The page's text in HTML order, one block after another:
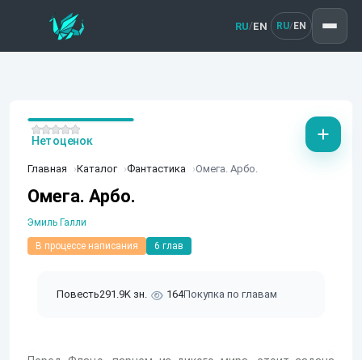
RU/EN RU/ EN
Главная Каталог Фантастика Омега. Арбо.
Омега. Арбо.
Эмиль Галли
В процессе написания 6 глав
Повесть291.9K зн. 164Покупка по главам
Нет оценок